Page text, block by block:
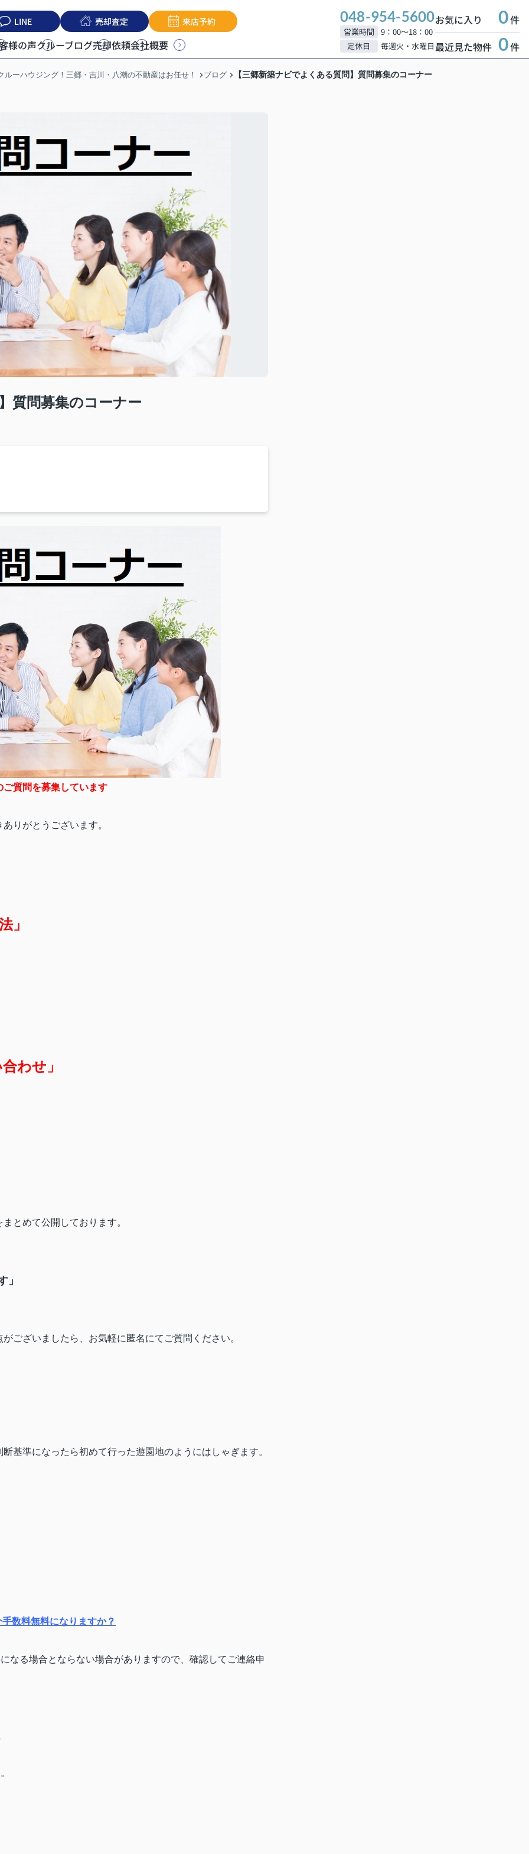
LINE 売却査定 来店予約
様の声クルーブログ売却依頼会社概要
048-954-5600
営業時間
9：00～18：00
定休日
毎週火・水曜日
お気に入り 0件
最近見た物件 0件
ーハウジング！三郷・吉川・八潮の不動産はお任せ！ ブログ 【三郷新築ナビでよくある質問】質問募集のコーナー
質問募集のコーナー
ご質問を募集しています
りがとうございます。
」
わせ」
とめて公開しております。
」
ございましたら、お気軽に匿名にてご質問ください。
基準になったら初めて行った遊園地のようにはしゃぎます。
数料無料になりますか？
なる場合とならない場合がありますので、確認して ご連絡申